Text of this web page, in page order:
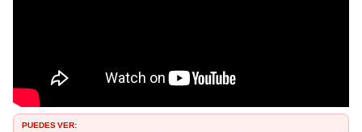
PUEDES VER: